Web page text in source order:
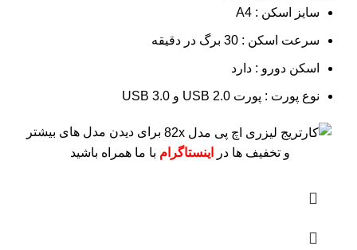
سایز اسکن : A4
سرعت اسکن : 30 برگ در دقیقه
اسکن دورو : دارد
نوع پورت : پورت USB 2.0 و USB 3.0
برای دیدن مدل های بیشتر
و تخفیف ها در
اینستاگرام با ما همراه باشید